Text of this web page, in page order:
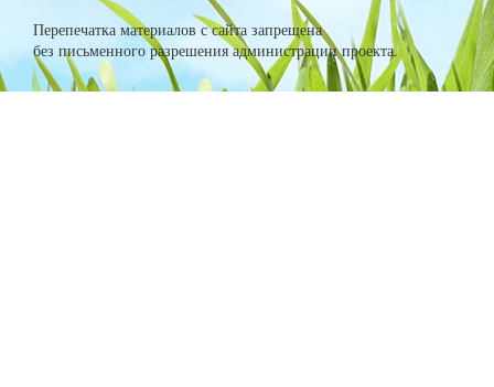
Перепечатка материалов с сайта запрещена
без письменного разрешения администрации проекта.